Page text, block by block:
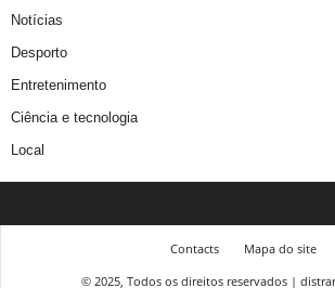
Notícias
Desporto
Entretenimento
Ciência e tecnologia
Local
Contacts
Mapa do site
© 2025, Todos os direitos reservados |